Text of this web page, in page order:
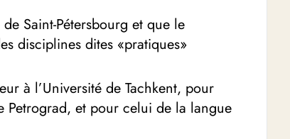
Saint-Pétersbourg et que le
disciplines dites «pratiques»
à l’Université de Tachkent, pour
Petrograd, et pour celui de la langue